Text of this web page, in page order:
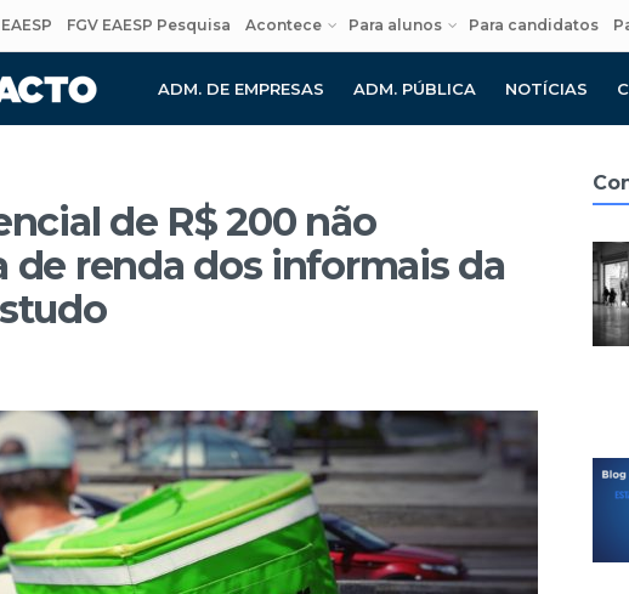
FGV EAESP Pesquisa Acontece Para alunos Para candidatos
ADM. DE EMPRESAS ADM. PÚBLICA NOTÍCIAS
de R$ 200 não
de renda dos informais da